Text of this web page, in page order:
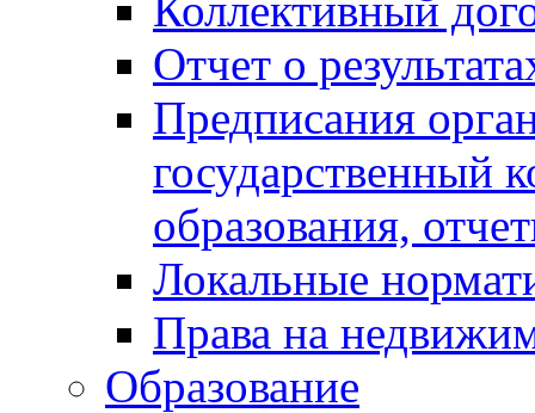
Отчет о
Предписания
государственный
образования,
Локальные
Права на
Образование